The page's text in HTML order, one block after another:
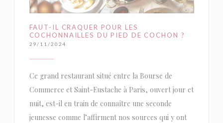
FAUT-IL CRAQUER POUR LES
COCHONNAILLES DU PIED DE COCHON ?
29/11/2024
Ce grand restaurant situé entre la Bourse de
Commerce et Saint-Eustache à Paris, ouvert jour et
nuit, est-il en train de connaître une seconde
jeunesse comme l’affirment nos sources qui y ont